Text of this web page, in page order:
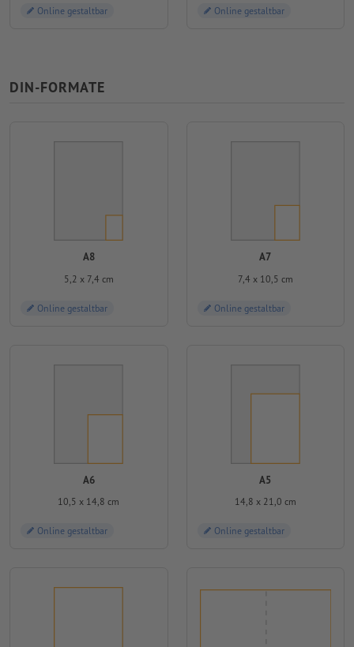
Online gestaltbar Online gestaltbar
DIN-FORMATE
A8
5,2 x 7,4 cm
Online gestaltbar
A7
7,4 x 10,5 cm
Online gestaltbar
A6
10,5 x 14,8 cm
Online gestaltbar
A5
14,8 x 21,0 cm
Online gestaltbar